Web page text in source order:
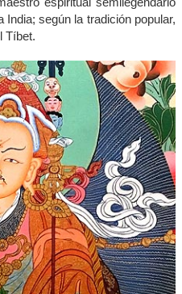
según la tradición popular,
Tíbet.